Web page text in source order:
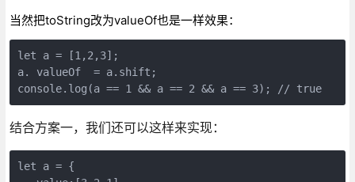
当然把toString改为valueOf也是一样效果：
let a = [1,2,3];
a. valueOf  = a.shift;
console.log(a == 1 && a == 2 && a == 3); // true
结合方案一，我们还可以这样来实现：
let a = {